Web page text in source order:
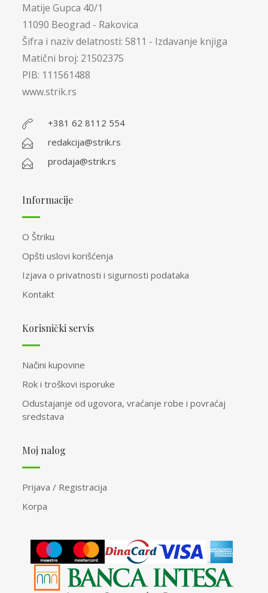
Matije Gupca 40/1
11090 Beograd - Rakovica
Šifra i naziv delatnosti: 5811 - Izdavanje knjiga
Matični broj: 21502375
PIB: 111561488
www.strik.rs
+381 62 8112 554
redakcija@strik.rs
prodaja@strik.rs
Informacije
O Štriku
Opšti uslovi korišćenja
Izjava o privatnosti i sigurnosti podataka
Kontakt
Korisnički servis
Načini kupovine
Rok i troškovi isporuke
Odustajanje od ugovora, vraćanje robe i povraćaj
sredstava
Moj nalog
Prijava / Registracija
Korpa